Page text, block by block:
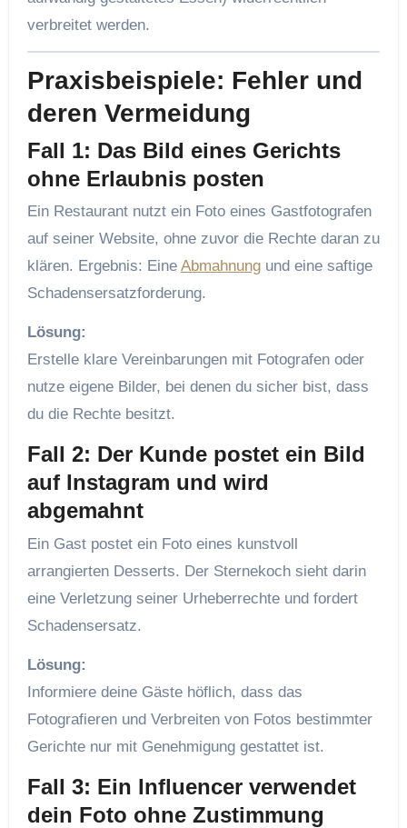
verbreitet werden.
Praxisbeispiele: Fehler und
deren Vermeidung
Fall 1: Das Bild eines Gerichts
ohne Erlaubnis posten
Ein Restaurant nutzt ein Foto eines Gastfotografen
auf seiner Website, ohne zuvor die Rechte daran zu
klären. Ergebnis: Eine Abmahnungund eine saftige
Schadensersatzforderung.
Lösung:
Erstelle klare Vereinbarungen mit Fotografen oder
nutze eigene Bilder, bei denen du sicher bist, dass
du die Rechte besitzt.
Fall 2: Der Kunde postet ein Bild
auf Instagram und wird
abgemahnt
Ein Gast postet ein Foto eines kunstvoll
arrangierten Desserts. Der Sternekoch sieht darin
eine Verletzung seiner Urheberrechte und fordert
Schadensersatz.
Lösung:
Informiere deine Gäste höflich, dass das
Fotografieren und Verbreiten von Fotos bestimmter
Gerichte nur mit Genehmigung gestattet ist.
Fall 3: Ein Influencer verwendet
dein Foto ohne Zustimmung